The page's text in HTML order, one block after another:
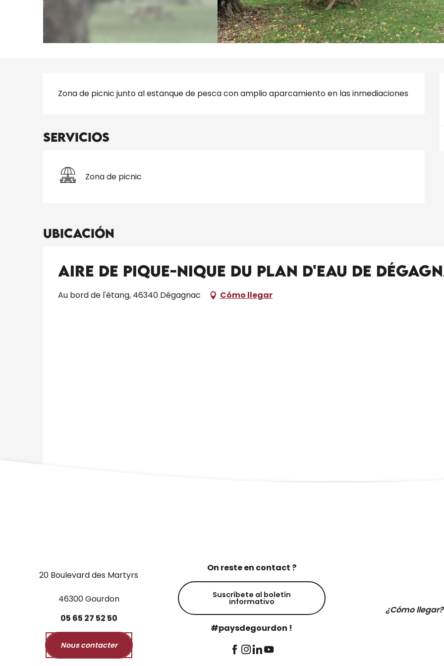
Descripción
Zona de picnic junto al estanque de pesca con amplio aparcamiento en las inmediaciones
Servicios
Zona de picnic
Ubicación
Aire de Pique-Nique du Plan d'Eau de
Au bord de l'étang, 46340 Dégagnac Cómo llegar
20 Boulevard des Martyrs
46300 Gourdon
05 65 27 52 50
Nous contacter
On reste en contact ?
Suscríbete al boletín
informativo
#paysdegourdon !
¿Cómo llegar?